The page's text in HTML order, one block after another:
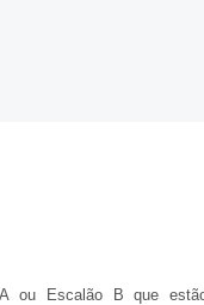
ou Escalão B que